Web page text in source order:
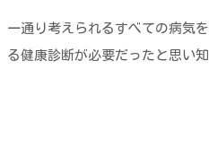
一通り考えられるすべての病気
る健康診断が必要だったと思い知